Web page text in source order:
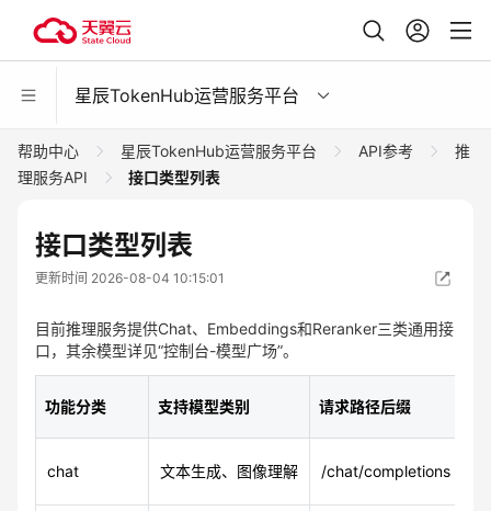
星辰TokenHub运营服务平台
帮助中心 星辰TokenHub运营服务平台 API参考
推
理服务API
接口类型列表
接口类型列表
更新时间 2026-08-04 10:15:01
目前推理服务提供Chat、Embeddings和Reranker三类通用接
口，其余模型详见“控制台-模型广场”。
功能分类 支持模型类别 请求路径后缀
chat 文本生成、图像理解 /chat/completions